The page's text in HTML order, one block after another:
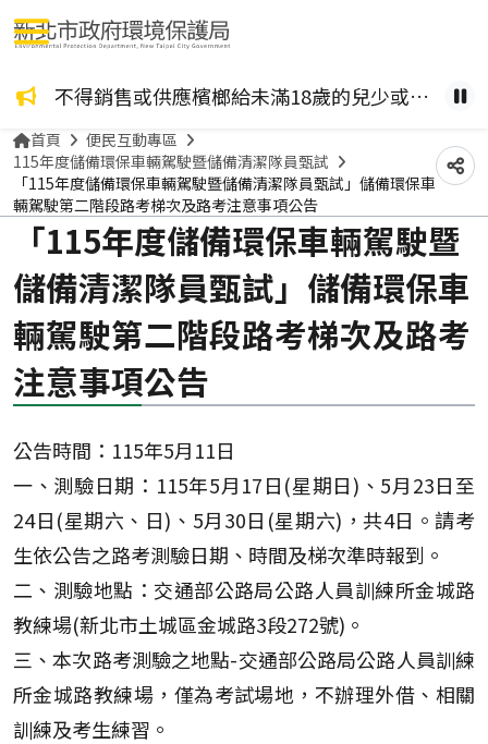
咖啡檳榔、檳榔糖葫蘆？ 檳榔不管加了什麼風味，都是致癌物！請拒絕嚼食。 不得銷售或供應檳榔給未滿18歲的兒少或孕婦。 健暫
選單按鈕
首頁
便民互動專區
115年度儲備環保車輛駕駛暨儲備清潔隊員甄試
「115年度儲備環保車輛駕駛暨儲備清潔隊員甄試」儲備環保車
輛駕駛第二階段路考梯次及路考注意事項公告
分
「115年度儲備環保車輛駕駛暨
儲備清潔隊員甄試」儲備環保車
輛駕駛第二階段路考梯次及路考
注意事項公告
公告時間：115年5月11日
一、測驗日期：115年5月17日(星期日)、5月23日至
24日(星期六、日)、5月30日(星期六)，共4日。請考
生依公告之路考測驗日期、時間及梯次準時報到。
二、測驗地點：交通部公路局公路人員訓練所金城路
教練場(新北市土城區金城路3段272號)。
三、本次路考測驗之地點-交通部公路局公路人員訓練
所金城路教練場，僅為考試場地，不辦理外借、相關
訓練及考生練習。